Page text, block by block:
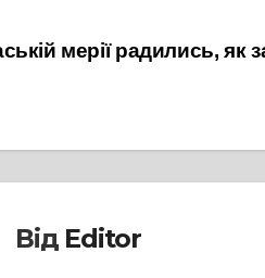
мерії радились, як
Від Editor